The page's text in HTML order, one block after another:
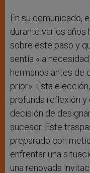
En su comunicado,
durante varios años
sobre este paso y
sentía «la
hermanos antes de
prior». Esta
profunda reflexión y
decisión de
sucesor. Este
preparado con
enfrentar una
una renovada